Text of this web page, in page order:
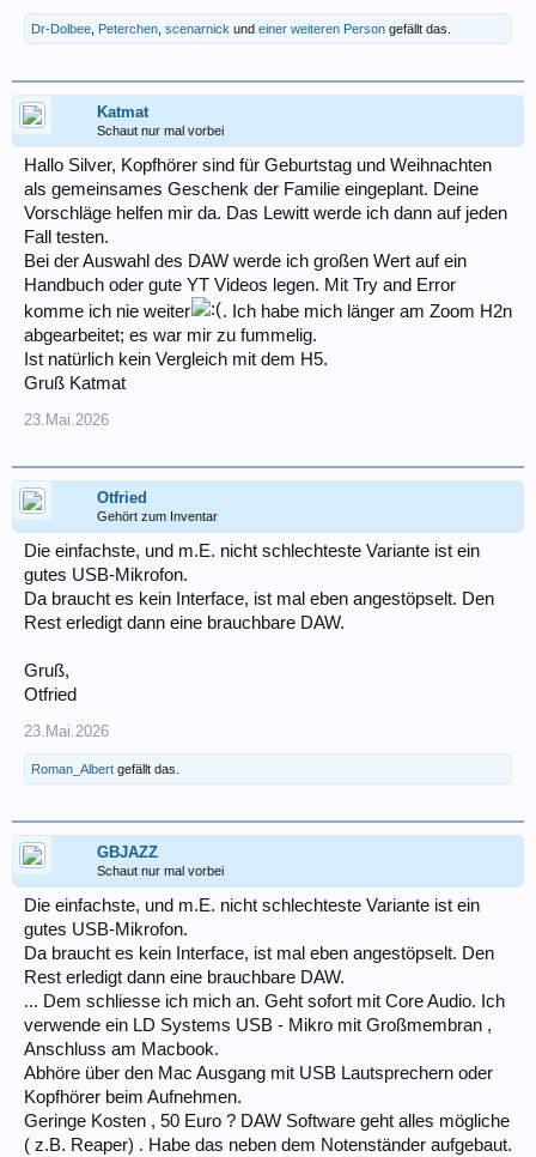
Dr-Dolbee Peterchen scenarnick und einer weiteren Person gefällt das.
Katmat
Schaut nur mal vorbei
Hallo Silver, Kopfhörer sind für Geburtstag und Weihnachten
als gemeinsames Geschenk der Familie eingeplant. Deine
Vorschläge helfen mir da. Das Lewitt werde ich dann auf jeden
Fall testen.
Bei der Auswahl des DAW werde ich großen Wert auf ein
Handbuch oder gute YT Videos legen. Mit Try and Error
komme ich nie weiter
. Ich habe mich länger am Zoom H2n
abgearbeitet; es war mir zu fummelig.
Ist natürlich kein Vergleich mit dem H5.
Gruß Katmat
23.Mai.2026
Otfried
Gehört zum Inventar
Die einfachste, und m.E. nicht schlechteste Variante ist ein
gutes USB-Mikrofon.
Da braucht es kein Interface, ist mal eben angestöpselt. Den
Rest erledigt dann eine brauchbare DAW.
Gruß,
Otfried
23.Mai.2026
Roman_Albert gefällt das.
GBJAZZ
Schaut nur mal vorbei
Die einfachste, und m.E. nicht schlechteste Variante ist ein
gutes USB-Mikrofon.
Da braucht es kein Interface, ist mal eben angestöpselt. Den
Rest erledigt dann eine brauchbare DAW.
... Dem schliesse ich mich an. Geht sofort mit Core Audio. Ich
verwende ein LD Systems USB - Mikro mit Großmembran ,
Anschluss am Macbook.
Abhöre über den Mac Ausgang mit USB Lautsprechern oder
Kopfhörer beim Aufnehmen.
Geringe Kosten , 50 Euro ? DAW Software geht alles mögliche
( z.B. Reaper) . Habe das neben dem Notenständer aufgebaut.